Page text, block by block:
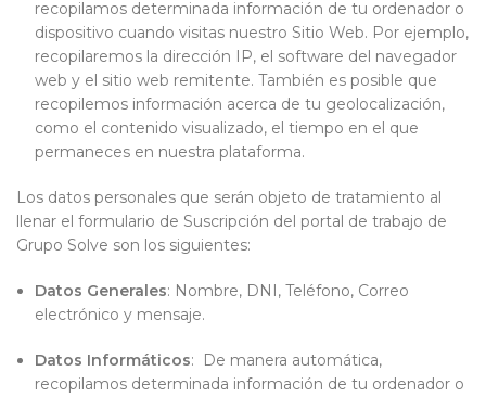
recopilamos determinada información de tu ordenador o
dispositivo cuando visitas nuestro Sitio Web. Por ejemplo,
recopilaremos la dirección IP, el software del navegador
web y el sitio web remitente. También es posible que
recopilemos información acerca de tu geolocalización,
como el contenido visualizado, el tiempo en el que
permaneces en nuestra plataforma.
Los datos personales que serán objeto de tratamiento al
llenar el formulario de Suscripción del portal de trabajo de
Grupo Solve son los siguientes:
Datos Generales: Nombre, DNI, Teléfono, Correo
electrónico y mensaje.
Datos Informáticos: De manera automática,
recopilamos determinada información de tu ordenador o